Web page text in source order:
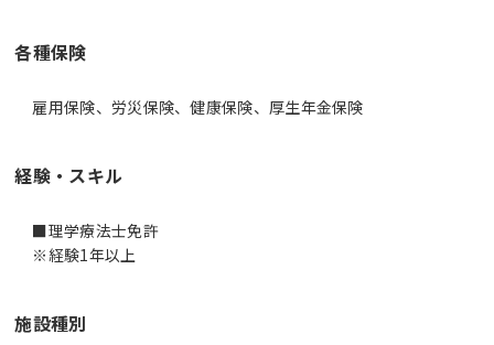
各種保険
雇用保険、労災保険、健康保険、厚生年金保険
経験・スキル
■理学療法士免許
※経験1年以上
施設種別